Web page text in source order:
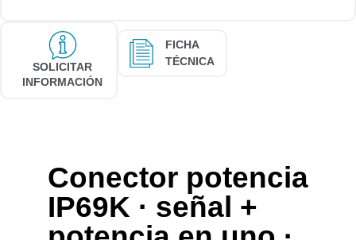
SOLICITAR
INFORMACIÓN
FICHA
TÉCNICA
Conector potencia
IP69K · señal +